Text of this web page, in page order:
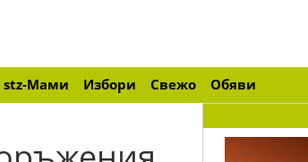
stz-Мами Избори Свежо Обяви